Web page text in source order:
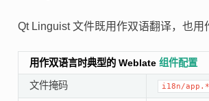
Qt Linguist 文件既用作双语翻译，也用
用作双语言时典型的 Weblate 组件配置
文件掩码 i18n/